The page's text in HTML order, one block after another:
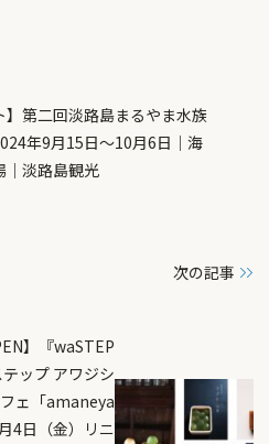
】第二回淡路島まるやま水族
年9月15日～10月6日｜海
｜淡路島観光
次の記事
】『waSTEP
ップ アワジシ
ェ「amaneya
4日（金）リニ